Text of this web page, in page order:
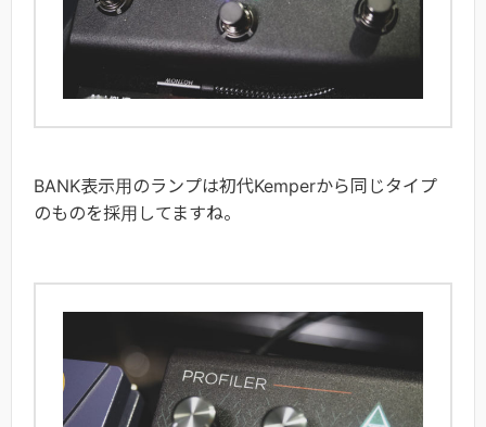
BANK表示用のランプは初代Kemperから同じタイプ
のものを採用してますね。